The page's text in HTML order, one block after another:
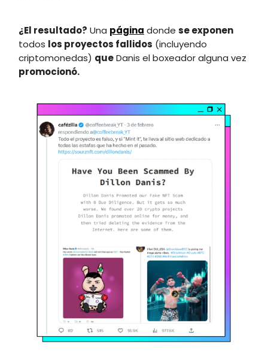
¿El resultado? Una página donde se exponen
todos los proyectos fallidos (incluyendo
criptomonedas) queDanis el boxeador alguna vez
promocionó.